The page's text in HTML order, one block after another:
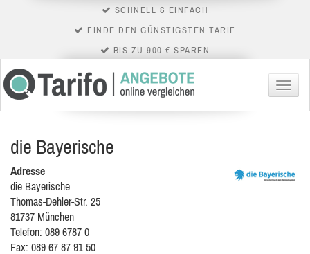
SCHNELL & EINFACH
FINDE DEN GÜNSTIGSTEN TARIF
BIS ZU 900 € SPAREN
Menü
die Bayerische
Adresse
die Bayerische
Thomas-Dehler-Str. 25
81737 München
Telefon: 089 6787 0
Fax: 089 67 87 91 50